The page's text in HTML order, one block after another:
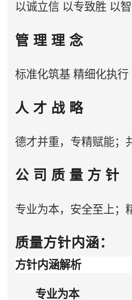
以诚立信 以专致胜 以
管 理 理 念
标准化筑基 精细化执
人 才 战 略
德才并重，专精赋能；
公 司 质 量 方 针
专业为本，安全至上；
质量方针内涵：
方针内涵解析
专业为本